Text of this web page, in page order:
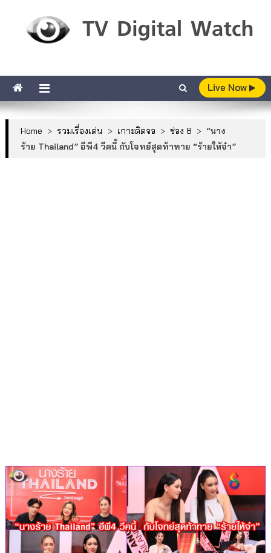
Live Now
Home > รวมเรื่องเด่น > เกาะติดจอ > ช่อง 8 > “นาง
ร้าย Thailand” อีพี4 วีคนี้ กับโจทย์สุดท้าทาย “ร้ายให้จำ”